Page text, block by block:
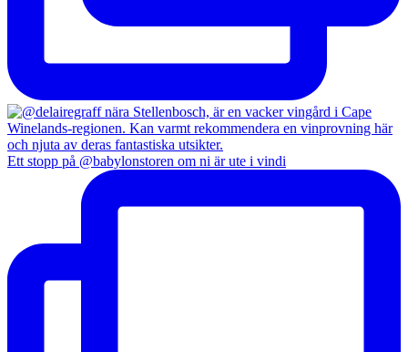
Ett stopp på @babylonstoren om ni är ute i vindi